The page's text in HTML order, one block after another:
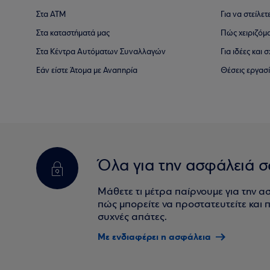
Στα ΑΤΜ
Στα καταστήματά μας
Στα Κέντρα Αυτόματων Συναλλαγών
Εάν είστε Άτομα με Αναπηρία
Για να
Πώς
Για ιδέες
Θέσεις
Όλα για την ασφάλειά
Μάθετε τι μέτρα παίρνουμε για την
πώς μπορείτε να προστατευτείτε και
συχνές απάτες.
Με ενδιαφέρει η ασφάλεια